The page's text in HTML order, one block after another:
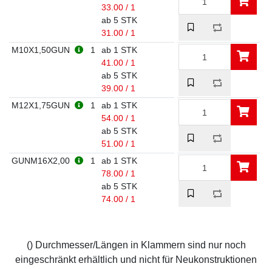
33.00 / 1
ab 5 STK
31.00 / 1
M10X1,50GUN
1
ab 1 STK
41.00 / 1
ab 5 STK
39.00 / 1
M12X1,75GUN
1
ab 1 STK
54.00 / 1
ab 5 STK
51.00 / 1
GUNM16X2,00
1
ab 1 STK
78.00 / 1
ab 5 STK
74.00 / 1
() Durchmesser/Längen in Klammern sind nur noch
eingeschränkt erhältlich und nicht für Neukonstruktionen